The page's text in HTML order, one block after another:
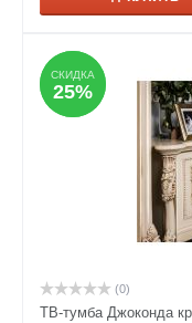
СКИДКА
25%
СКИДКА
25%
(0)
ТВ-тумба Джоконда